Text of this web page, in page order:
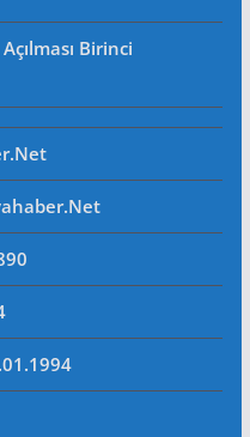
Birinci